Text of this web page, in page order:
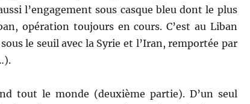
l’engagement sous casque bleu dont le plus
opération toujours en cours. C’est au Liban
le seuil avec la Syrie et l’Iran, remportée par
tout le monde (deuxième partie). D’un seul